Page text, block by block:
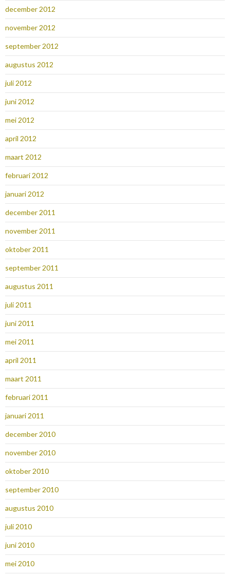
december 2012
november 2012
september 2012
augustus 2012
juli 2012
juni 2012
mei 2012
april 2012
maart 2012
februari 2012
januari 2012
december 2011
november 2011
oktober 2011
september 2011
augustus 2011
juli 2011
juni 2011
mei 2011
april 2011
maart 2011
februari 2011
januari 2011
december 2010
november 2010
oktober 2010
september 2010
augustus 2010
juli 2010
juni 2010
mei 2010